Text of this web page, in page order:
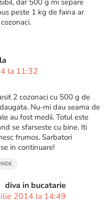
dar 500 g mi separe
peste 1 kg de faina ar
la 11:32
2 cozonaci cu 500 g de
Nu-mi dau seama de
au fost medii. Totul este
se sfarseste cu bine. Iti
frumos. Sarbatori
in continuare!
diva in bucatarie
2014 la 14:49